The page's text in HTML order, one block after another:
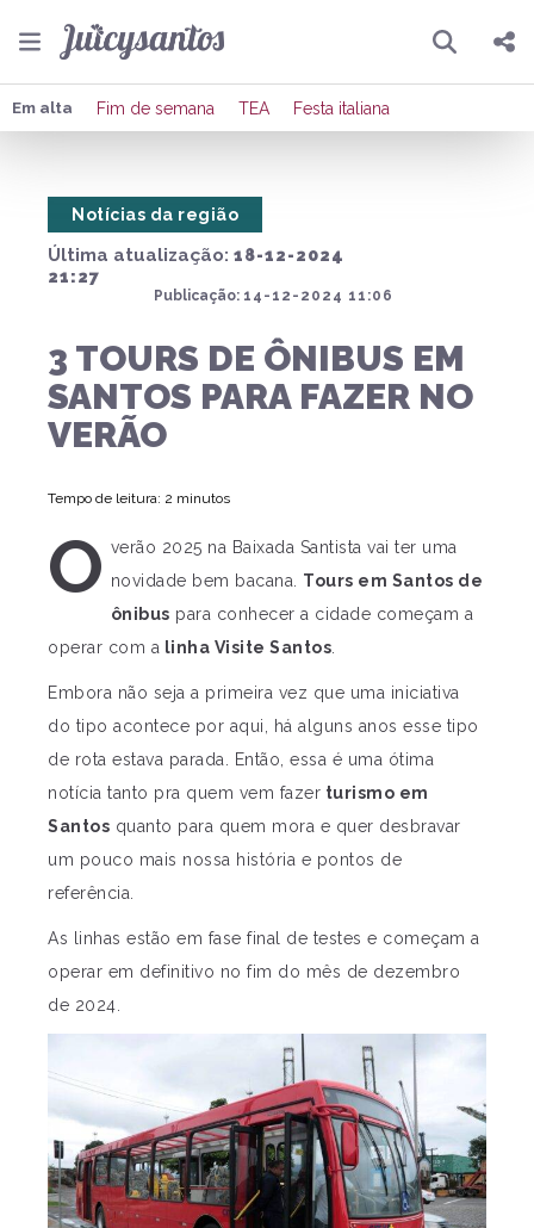
Pesquisar
Compartilhar
Em alta Fim de semana TEA Festa italiana
Última atualização: 18-12-2024
21:27
Publicação: 14-12-2024 11:06
Notícias da região
3 TOURS DE ÔNIBUS EM
SANTOS PARA FAZER NO
VERÃO
Tempo de leitura: 2 minutos
O verão 2025 na Baixada Santista vai ter uma
novidade bem bacana. Tours em Santos de
ônibus para conhecer a cidade começam a
operar com a linha Visite Santos
Embora não seja a primeira vez que uma iniciativa
do tipo acontece por aqui, há alguns anos esse tipo
de rota estava parada. Então, essa é uma ótima
notícia tanto pra quem vem fazer turismo em
Santos quanto para quem mora e quer desbravar
um pouco mais nossa história e pontos de
referência.
As linhas estão em fase final de testes e começam a
operar em definitivo no fim do mês de dezembro
de 2024.